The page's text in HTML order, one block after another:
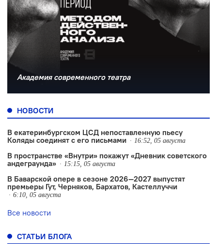
Академия современного театра
НОВОСТИ
В екатеринбургском ЦСД непоставленную пьесу
Коляды соединят с его письмами
16:52, 05 августа
В пространстве «Внутри» покажут «Дневник советского
андеграунда»
15:15, 05 августа
В Баварской опере в сезоне 2026—2027 выпустят
премьеры Гут, Черняков, Бархатов, Кастеллуччи
6:10, 05 августа
Все новости
СТАТЬИ БЛОГА